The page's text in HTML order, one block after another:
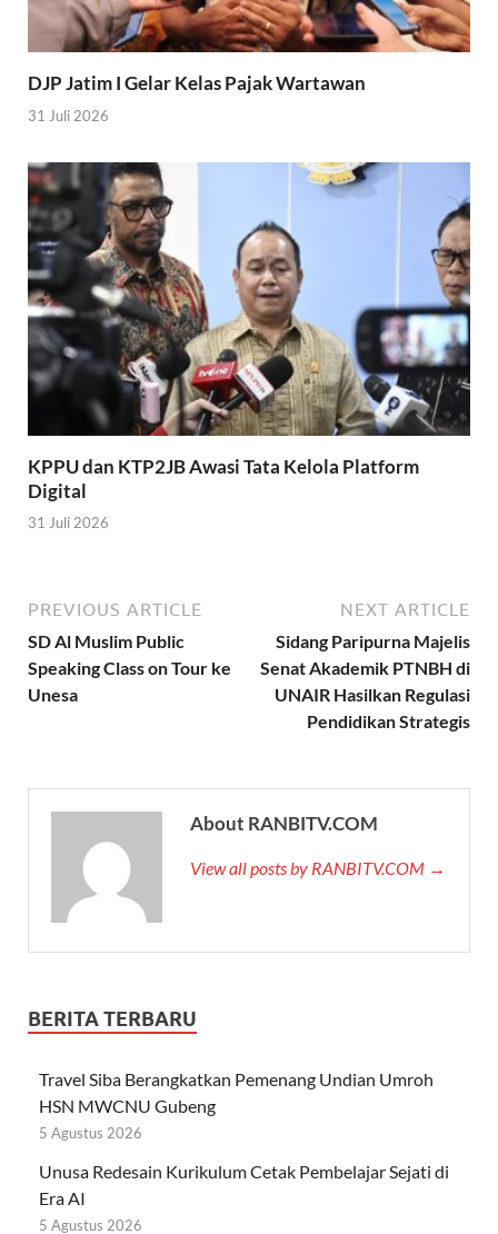
DJP Jatim I Gelar Kelas Pajak Wartawan
31 Juli 2026
KPPU dan KTP2JB Awasi Tata Kelola Platform
Digital
31 Juli 2026
PREVIOUS ARTICLE
SD Al Muslim Public
Speaking Class on Tour ke
Unesa
NEXT ARTICLE
Sidang Paripurna Majelis
Senat Akademik PTNBH di
UNAIR Hasilkan Regulasi
Pendidikan Strategis
About RANBITV.COM
View all posts by RANBITV.COM →
BERITA TERBARU
Travel Siba Berangkatkan Pemenang Undian Umroh
HSN MWCNU Gubeng
5 Agustus 2026
Unusa Redesain Kurikulum Cetak Pembelajar Sejati di
Era AI
5 Agustus 2026